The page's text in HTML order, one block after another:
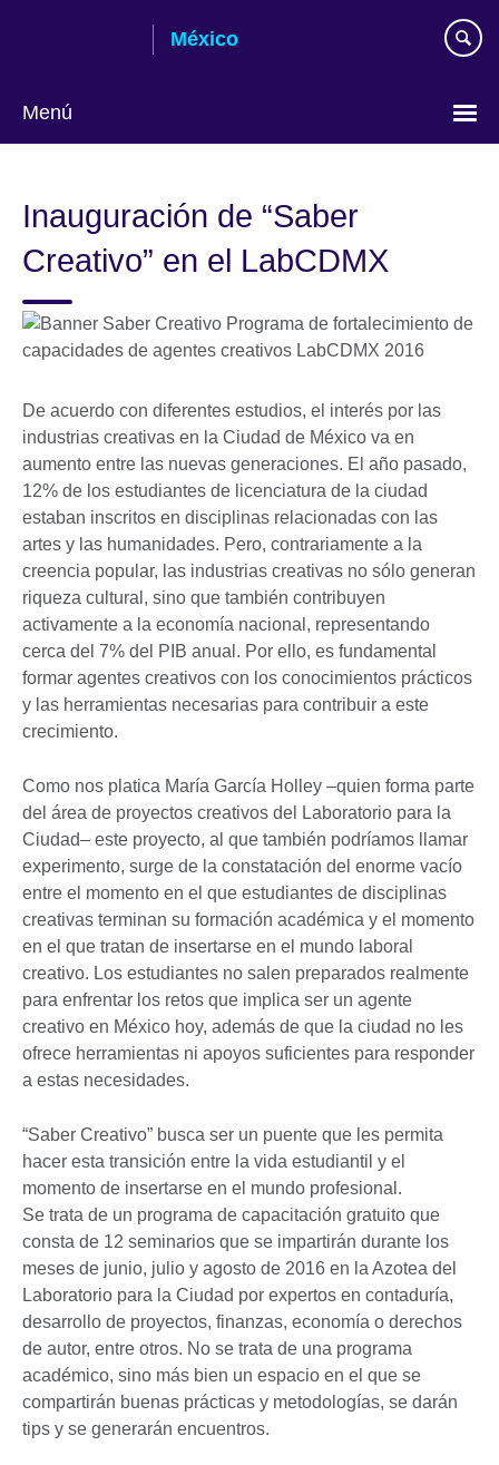
México
Menú
language
Inauguración de “Saber
Creativo” en el LabCDMX
De acuerdo con diferentes estudios, el interés por las
industrias creativas en la Ciudad de México va en
aumento entre las nuevas generaciones. El año pasado,
12% de los estudiantes de licenciatura de la ciudad
estaban inscritos en disciplinas relacionadas con las
artes y las humanidades. Pero, contrariamente a la
creencia popular, las industrias creativas no sólo generan
riqueza cultural, sino que también contribuyen
activamente a la economía nacional, representando
cerca del 7% del PIB anual. Por ello, es fundamental
formar agentes creativos con los conocimientos prácticos
y las herramientas necesarias para contribuir a este
crecimiento.
Como nos platica María García Holley –quien forma parte
del área de proyectos creativos del Laboratorio para la
Ciudad– este proyecto, al que también podríamos llamar
experimento, surge de la constatación del enorme vacío
entre el momento en el que estudiantes de disciplinas
creativas terminan su formación académica y el momento
en el que tratan de insertarse en el mundo laboral
creativo. Los estudiantes no salen preparados realmente
para enfrentar los retos que implica ser un agente
creativo en México hoy, además de que la ciudad no les
ofrece herramientas ni apoyos suficientes para responder
a estas necesidades.
“Saber Creativo” busca ser un puente que les permita
hacer esta transición entre la vida estudiantil y el
momento de insertarse en el mundo profesional.
Se trata de un programa de capacitación gratuito que
consta de 12 seminarios que se impartirán durante los
meses de junio, julio y agosto de 2016 en la Azotea del
Laboratorio para la Ciudad por expertos en contaduría,
desarrollo de proyectos, finanzas, economía o derechos
de autor, entre otros. No se trata de una programa
académico, sino más bien un espacio en el que se
compartirán buenas prácticas y metodologías, se darán
tips y se generarán encuentros.